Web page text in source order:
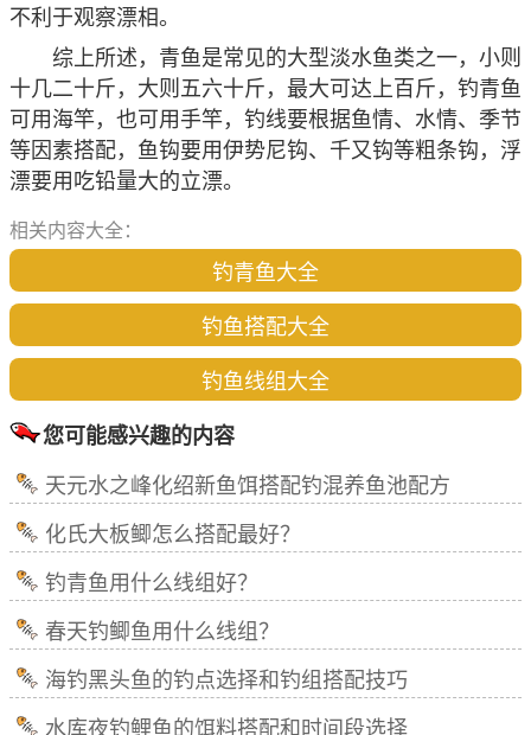
不利于观察漂相。
综上所述，青鱼是常见的大型淡水鱼类之一，小则
十几二十斤，大则五六十斤，最大可达上百斤，钓青鱼
可用海竿，也可用手竿，钓线要根据鱼情、水情、季节
等因素搭配，鱼钩要用伊势尼钩、千又钩等粗条钩，浮
漂要用吃铅量大的立漂。
相关内容大全：
钓青鱼大全
钓鱼搭配大全
钓鱼线组大全
您可能感兴趣的内容
天元水之峰化绍新鱼饵搭配钓混养鱼池配方
化氏大板鲫怎么搭配最好？
钓青鱼用什么线组好？
春天钓鲫鱼用什么线组？
海钓黑头鱼的钓点选择和钓组搭配技巧
水库夜钓鲤鱼的饵料搭配和时间段选择